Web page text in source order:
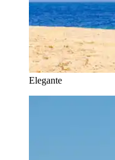
Elegante